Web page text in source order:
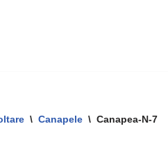
\ Canapele \ Canapea-N-7